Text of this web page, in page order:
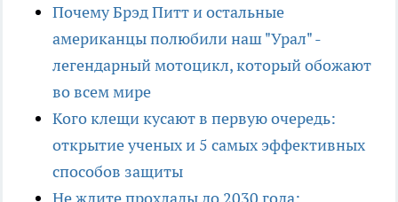
Почему Брэд Питт и остальные
американцы полюбили наш "Урал" -
легендарный мотоцикл, который обожают
во всем мире
Кого клещи кусают в первую очередь:
открытие ученых и 5 самых эффективных
способов защиты
Не ждите прохлады до 2030 года: